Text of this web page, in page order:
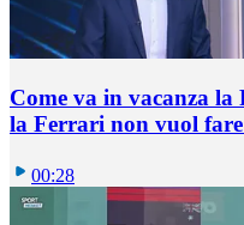
Come va in vacanza
la Ferrari non vuol fare
00:28